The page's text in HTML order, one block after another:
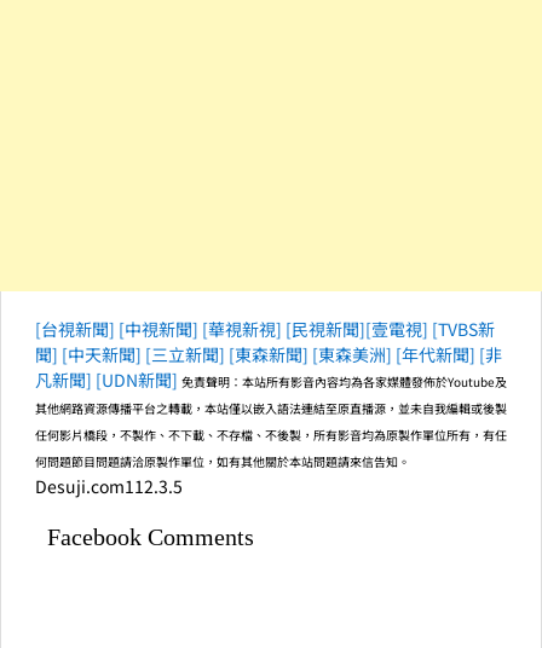
[台視新聞] [中視新聞] [華視新視] [民視新聞][壹電視] [TVBS新
聞] [中天新聞] [三立新聞] [東森新聞] [東森美洲] [年代新聞] [非
凡新聞] [UDN新聞] 免責聲明：本站所有影音內容均為各家媒體發佈於Youtube及
其他網路資源傳播平台之轉載，本站僅以嵌入語法連結至原直播源，並未自我編輯或後製
任何影片橋段，不製作、不下載、不存檔、不後製，所有影音均為原製作單位所有，有任
何問題節目問題請洽原製作單位，如有其他關於本站問題請來信告知。
Desuji.com112.3.5
Facebook Comments